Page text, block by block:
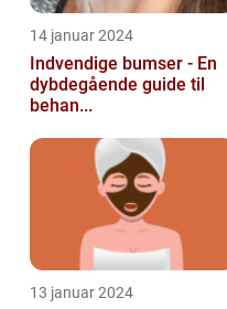
14 januar 2024
Indvendige bumser - En
dybdegående guide til
behan...
13 januar 2024